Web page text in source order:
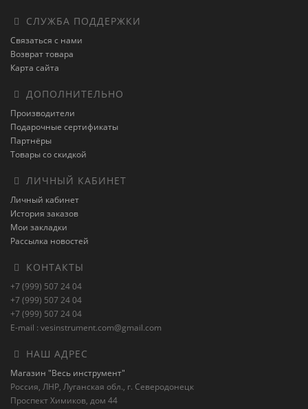
СЛУЖБА ПОДДЕРЖКИ
Связаться с нами
Возврат товара
Карта сайта
ДОПОЛНИТЕЛЬНО
Производители
Подарочные сертификаты
Партнёры
Товары со скидкой
ЛИЧНЫЙ КАБИНЕТ
Личный кабинет
История заказов
Мои закладки
Рассылка новостей
КОНТАКТЫ
+7 (999) 507 24 04
+7 (999) 507 24 04
+7 (999) 507 24 04
E-mail : vesinstrument.com@gmail.com
НАШ АДРЕС
Магазин "Весь инструмент"
Россия, ЛНР, Луганская обл., г. Северодонецк
Проспект Химиков, дом 44